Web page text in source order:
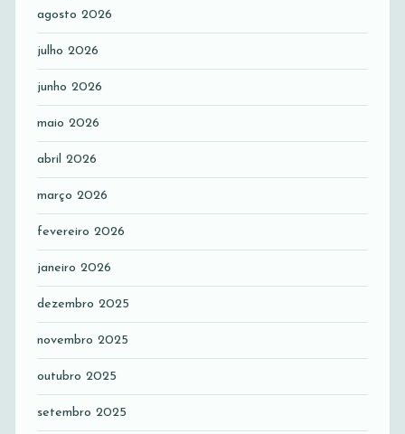
agosto 2026
julho 2026
junho 2026
maio 2026
abril 2026
março 2026
fevereiro 2026
janeiro 2026
dezembro 2025
novembro 2025
outubro 2025
setembro 2025